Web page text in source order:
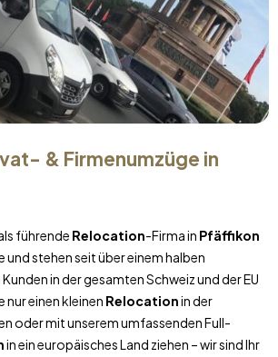
& Firmenumzüge in
führende Relocation-Firma in Pfäffikon
und stehen seit über einem halben
in der gesamten Schweiz und der EU
nur einen kleinen Relocationin der
oder mit unserem umfassenden Full-
in ein europäisches Land ziehen – wir sind Ihr